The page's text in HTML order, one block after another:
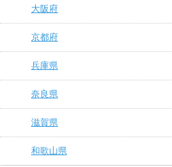
大阪府
京都府
兵庫県
奈良県
滋賀県
和歌山県